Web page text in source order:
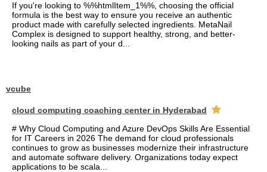
If you're looking to %%htmlItem_1%%, choosing the official
formula is the best way to ensure you receive an authentic
product made with carefully selected ingredients. MetaNail
Complex is designed to support healthy, strong, and better-
looking nails as part of your d...
vcube
cloud computing coaching center in Hyderabad
# Why Cloud Computing and Azure DevOps Skills Are Essential
for IT Careers in 2026 The demand for cloud professionals
continues to grow as businesses modernize their infrastructure
and automate software delivery. Organizations today expect
applications to be scala...